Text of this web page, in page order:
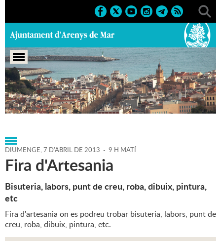
Portada > Agenda > 07-04-
2013 > Marcs > Societat > 2013 > Fires 2013
DIUMENGE,7 D'ABRIL DE 2013 - 9 H MATÍ
Fira d'Artesania
Bisuteria, labors, punt de creu, roba, dibuix, pintura,
etc
Fira d'artesania on es podreu trobar bisuteria, labors, punt de
creu, roba, dibuix, pintura, etc.